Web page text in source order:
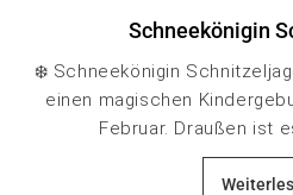
Schneekönigin
❄️ Schneekönigin
einen magischen
Februar. Draußen ist